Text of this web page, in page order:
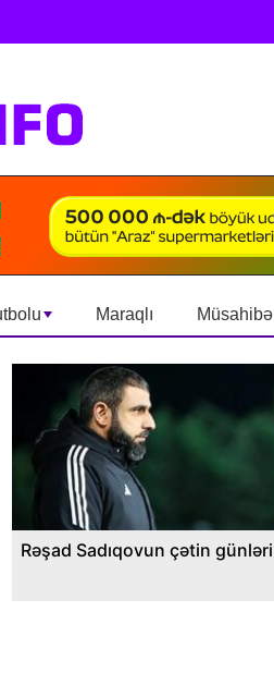
Maraqlı Müsahibə
Rəşad Sadıqovun çətin günləri